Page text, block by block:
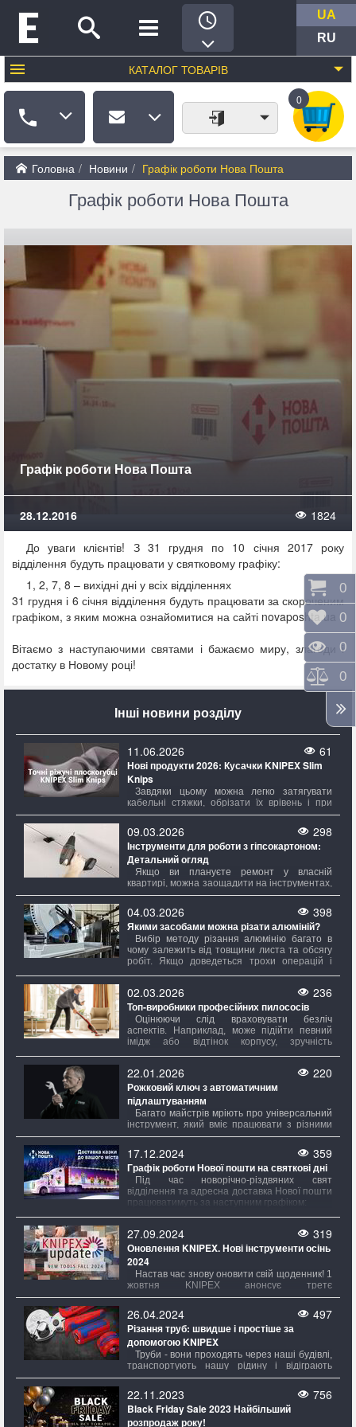
UA
RU
КАТАЛОГ ТОВАРІВ
0
Головна Новини Графік роботи Нова Пошта
Графік роботи Нова Пошта
Графік роботи Нова Пошта
28.12.2016
1824
До уваги клієнтів! З 31 грудня по 10 січня 2017 року
відділення будуть працювати у святковому графіку:
1, 2, 7, 8 – вихідні дні у всіх відділеннях
31 грудня і 6 січня відділення будуть працювати за скороченим
графіком, з яким можна ознайомитися на сайті novaposhta.ua
Вітаємо з наступаючими святами і бажаємо миру, злагоди і
достатку в Новому році!
Інші новини розділу
11.06.2026 61
Нові продукти 2026: Кусачки KNIPEX Slim
Knips
Завдяки цьому можна легко затягувати
кабельні стяжки, обрізати їх врівень і при
потребі знімати, не змінюючи при цьому
інструмент. Ріжучі кромки, що надійно
фіксуються, роблять ножі Slim Knips
безпечними для транспортування та завжди
готовими до роботи.
09.03.2026 298
Інструменти для роботи з гіпсокартоном:
Детальний огляд
Якщо ви плануєте ремонт у власній
квартирі, можна заощадити на інструментах,
обравши більш трудомісткий шлях. Однак,
навіть у цьому випадку, обсяг робіт має
значення. Для простого вирівнювання стін і
стелі достатньо мінімального набору, тоді як
для створення складних багаторівневих
стель з підсвічуванням знадобиться майже
повний комплект.
04.03.2026 398
Якими засобами можна різати алюміній?
Вибір методу різання алюмінію багато в
чому залежить від товщини листа та обсягу
робіт. Якщо доведеться трохи операцій і
при великій кількості розрізів або
регулярному проведенні таких робіт краще
придбати більш професійне обладнання.
Також важливо враховувати, чи потрібно
робити невеликий прямий надріз або
02.03.2026 236
Топ-виробники професійних пилососів
Оцінюючи слід враховувати безліч
аспектів. Наприклад, може підійти певний
імідж або відтінок корпусу, зручність
увагу на потужність – саме вона визначає,
наскільки добре прилад боротиметься з
пилом і всяким дрібним соромом, який
завжди з'являється нізвідки.
22.01.2026 220
Рожковий ключ з автоматичним
підлаштуванням
Багато майстрів мріють про універсальний
інструмент, який вміє працювати з різними
метричними та дюймовими розмірами. Вони
хочуть, щоб один ключ міг замінити цілий
набір ріжкових ключів, автоматично
підлаштовуючись під гайки та гвинти різних
діаметрів.
17.12.2024 359
Графік роботи Нової пошти на святкові дні
Під час новорічно-різдвяних свят
відділення та адресна доставка Нової пошти
працюватимуть за наступним графіком:
27.09.2024 319
Оновлення KNIPEX. Нові інструменти осінь
2024
Настав час знову оновити свій щоденник! 1
жовтня KNIPEX анонсує третє
KNIPEXоновлення цього року, та знову
26.04.2024 497
Різання труб: швидше і простіше за
допомогою KNIPEX
Труби - вони проходять через наші будівлі,
транспортують нашу рідину і відіграють
вирішальну роль у численних галузях
промисловості. Від водопровідних та газових
труб до систем опалення та
кондиціонування, труби є незамінними
будівельними елементами нашого сучасного
22.11.2023 756
Black Friday Sale 2023 Найбільший
розпродаж року!
0
0
0
0